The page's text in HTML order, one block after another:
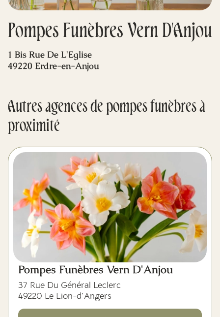
Blog
Pompes Funèbres Vern D'Anjou
1 Bis Rue De L'Eglise
49220 Erdre-en-Anjou
Autres agences de pompes funèbres à
proximité
Pompes Funèbres Vern D'Anjou
37 Rue Du Général Leclerc
49220 Le Lion-d'Angers